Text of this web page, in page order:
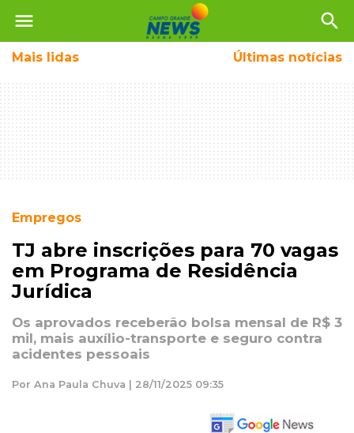
menu search
Mais lidas Últimas notícias
Empregos
TJ abre inscrições para 70 vagas
em Programa de Residência
Jurídica
Os aprovados receberão bolsa mensal de R$ 3
mil, mais auxílio-transporte e seguro contra
acidentes pessoais
Por Ana Paula Chuva | 28/11/2025 09:35